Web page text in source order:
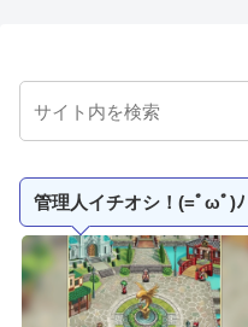
管理人イチオシ！(=ﾟωﾟ)ﾉ